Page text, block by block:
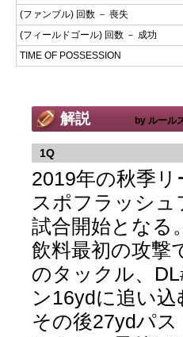
(ファンブル) 回数 － 喪失
(フィールドゴール) 回数 － 成功
TIME OF POSSESSION
解説 by ルール
1Q
2019年の秋季
スポフラッシ
試合開始となる。
飲料最初の攻撃
のタックル、
ン16ydに追い込
その後27ydパ